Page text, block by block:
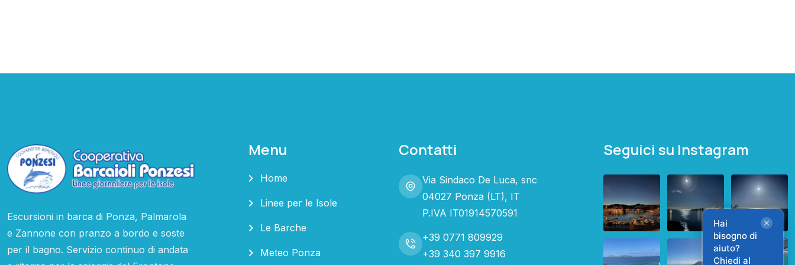
Escursioni in barca di Ponza, Palmarola
e Zannone con pranzo a bordo e soste
per il bagno. Servizio continuo di andata
Menu
Home
Linee per le Isole
Le Barche
Meteo Ponza
Contatti
Via Sindaco De Luca, snc
04027 Ponza (LT), IT
P.IVA IT01914570591
+39 0771 809929
+39 340 397 9916
Seguici su Instagram
Hai
bisogno di
aiuto?
Chiedi al